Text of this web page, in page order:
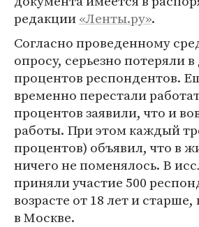
редакции«Ленты.ру».
Согласно проведенному
опросу, серьезно потеряли
процентов респондентов.
временно перестали
процентов заявили, что и
работы. При этом каждый
процентов) объявил, что в
ничего не поменялось. В
приняли участие 500
возрасте от 18 лет и
в Москве.